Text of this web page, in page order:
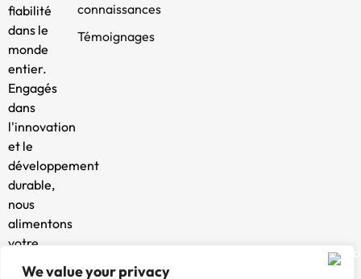
We value your privacy
fiabilité
dans le
monde
entier.
Engagés
dans
l'innovation
et le
développement
durable,
nous
alimentons
votre
avenir.
connaissances
Témoignages